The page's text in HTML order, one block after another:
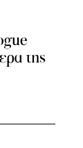
της